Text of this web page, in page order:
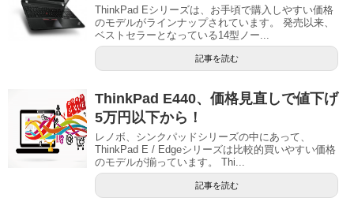
ThinkPad Eシリーズは、お手頃で購入しやすい価格
のモデルがラインナップされています。 発売以来、
ベストセラーとなっている14型ノー...
記事を読む
ThinkPad E440、価格見直しで値下げ
5万円以下から！
レノボ、シンクパッドシリーズの中にあって、
ThinkPad E / Edgeシリーズは比較的買いやすい価格
のモデルが揃っています。 Thi...
記事を読む